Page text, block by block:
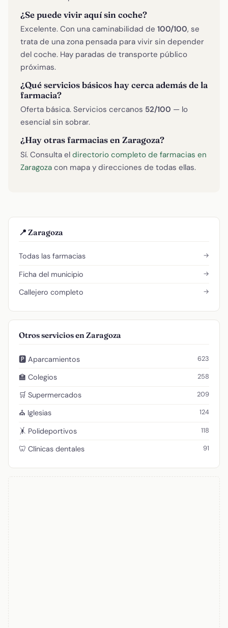
¿Se puede vivir aquí sin coche?
Excelente. Con una caminabilidad de 100/100, se
trata de una zona pensada para vivir sin depender
del coche. Hay paradas de transporte público
próximas.
¿Qué servicios básicos hay cerca además de la
farmacia?
Oferta básica. Servicios cercanos 52/100 — lo
esencial sin sobrar.
¿Hay otras farmacias en Zaragoza?
Sí. Consulta el directorio completo de farmacias en
Zaragoza con mapa y direcciones de todas ellas.
📍 Zaragoza
Todas las farmacias →
Ficha del municipio →
Callejero completo →
Otros servicios en Zaragoza
🅿️ Aparcamientos 623
🏫 Colegios 258
🛒 Supermercados 209
⛪ Iglesias 124
🤸 Polideportivos 118
🦷 Clínicas dentales 91